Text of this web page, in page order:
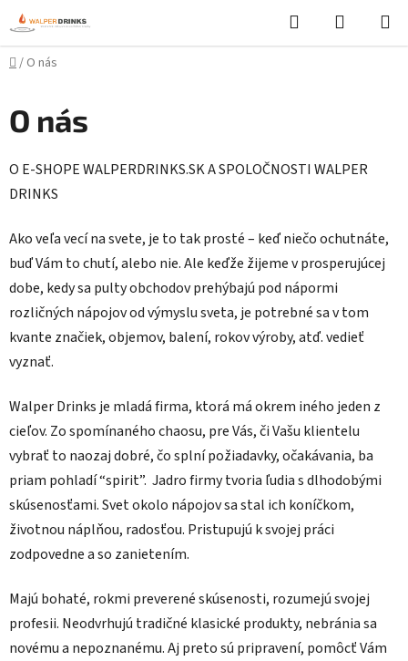
Prejsť
na
obsah
Hľadať
KOŠÍK
Domov
/ O nás
O nás
O E-SHOPE WALPERDRINKS.SK A SPOLOČNOSTI WALPER
DRINKS
Ako veľa vecí na svete, je to tak prosté – keď niečo ochutnáte,
buď Vám to chutí, alebo nie. Ale keďže žijeme v prosperujúcej
dobe, kedy sa pulty obchodov prehýbajú pod nápormi
rozličných nápojov od výmyslu sveta, je potrebné sa v tom
kvante značiek, objemov, balení, rokov výroby, atď. vedieť
vyznať.
Walper Drinks je mladá firma, ktorá má okrem iného jeden z
cieľov. Zo spomínaného chaosu, pre Vás, či Vašu klientelu
vybrať to naozaj dobré, čo splní požiadavky, očakávania, ba
priam pohladí “spirit”. Jadro firmy tvoria ľudia s dlhodobými
skúsenosťami. Svet okolo nápojov sa stal ich koníčkom,
životnou náplňou, radosťou. Pristupujú k svojej práci
zodpovedne a so zanietením.
Majú bohaté, rokmi preverené skúsenosti, rozumejú svojej
profesii. Neodvrhujú tradičné klasické produkty, nebránia sa
novému a nepoznanému. Aj preto sú pripravení, pomôcť Vám